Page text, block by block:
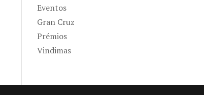
Eventos
Gran Cruz
Prémios
Vindimas